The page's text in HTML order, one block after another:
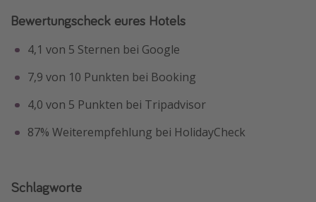
Bewertungscheck eures Hotels
4,1 von 5 Sternen bei Google
7,9 von 10 Punkten bei Booking
4,0 von 5 Punkten bei Tripadvisor
87% Weiterempfehlung bei HolidayCheck
Schlagworte